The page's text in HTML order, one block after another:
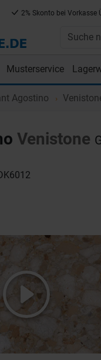
2% Skonto bei Vorkasse
Musterservice
bei
Agostino
Venistone